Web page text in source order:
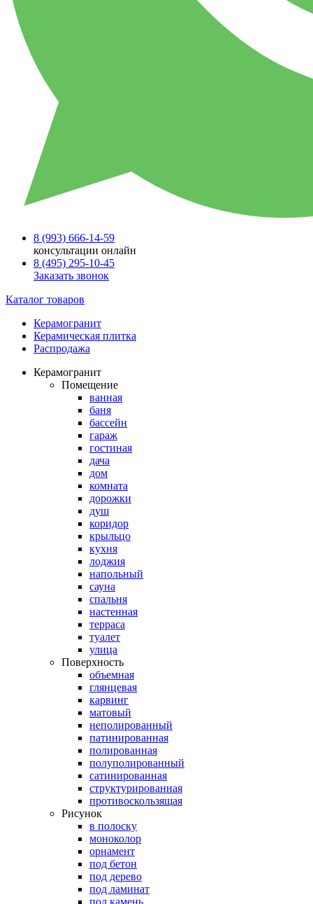
8 (993) 666-14-59
консультации онлайн
8 (495) 295-10-45
Заказать звонок
Каталог товаров
Керамогранит
Керамическая плитка
Распродажа
Керамогранит
Помещение
ванная
баня
бассейн
гараж
гостиная
дача
дом
комната
дорожки
душ
коридор
крыльцо
кухня
лоджия
напольный
сауна
спальня
настенная
терраса
туалет
улица
Поверхность
объемная
глянцевая
карвинг
матовый
неполированный
патинированная
полированная
полуполированный
сатинированная
структурированная
противоскользящая
Рисунок
в полоску
моноколор
орнамент
под бетон
под дерево
под ламинат
под камень